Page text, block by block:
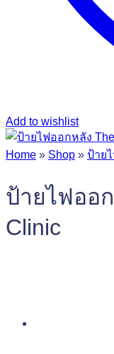
Add to wishlist
Home » Shop » ป้าย
ป้ายไฟออ
Clinic